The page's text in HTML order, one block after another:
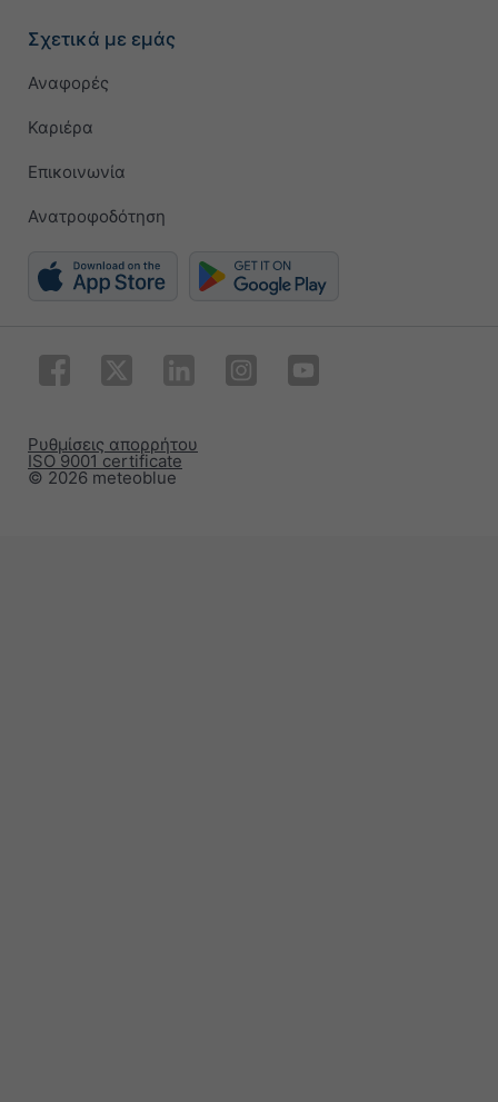
Σχετικά με εμάς
Αναφορές
Καριέρα
Επικοινωνία
Ανατροφοδότηση
© 2026 meteoblue
ISO 9001 certificate
Ρυθμίσεις απορρήτου